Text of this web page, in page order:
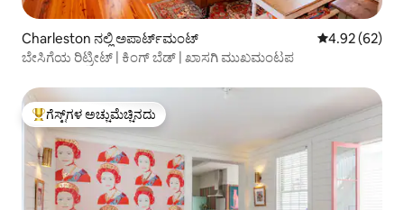
Charleston ನಲ್ಲಿ ಅಪಾರ್ಟ್‌ಮಂಟ್ 5 ರಲ್ಲಿ 4.92
4.92 (62)
ಬೇಸಿಗೆಯ ರಿಟ್ರೀಟ್ | ಕಿಂಗ್ ಬೆಡ್ | ಖಾಸಗಿ ಮುಖಮಂಟಪ
ಗೆಸ್ಟ್‌ಗಳಿಗೆ ಅತಿ ಹೆಚ್ಚು ಅಚ್ಚುಮೆಚ್ಚಿನದು
ಗೆಸ್ಟ್‌ಗಳ ಅಚ್ಚುಮೆಚ್ಚಿನದು